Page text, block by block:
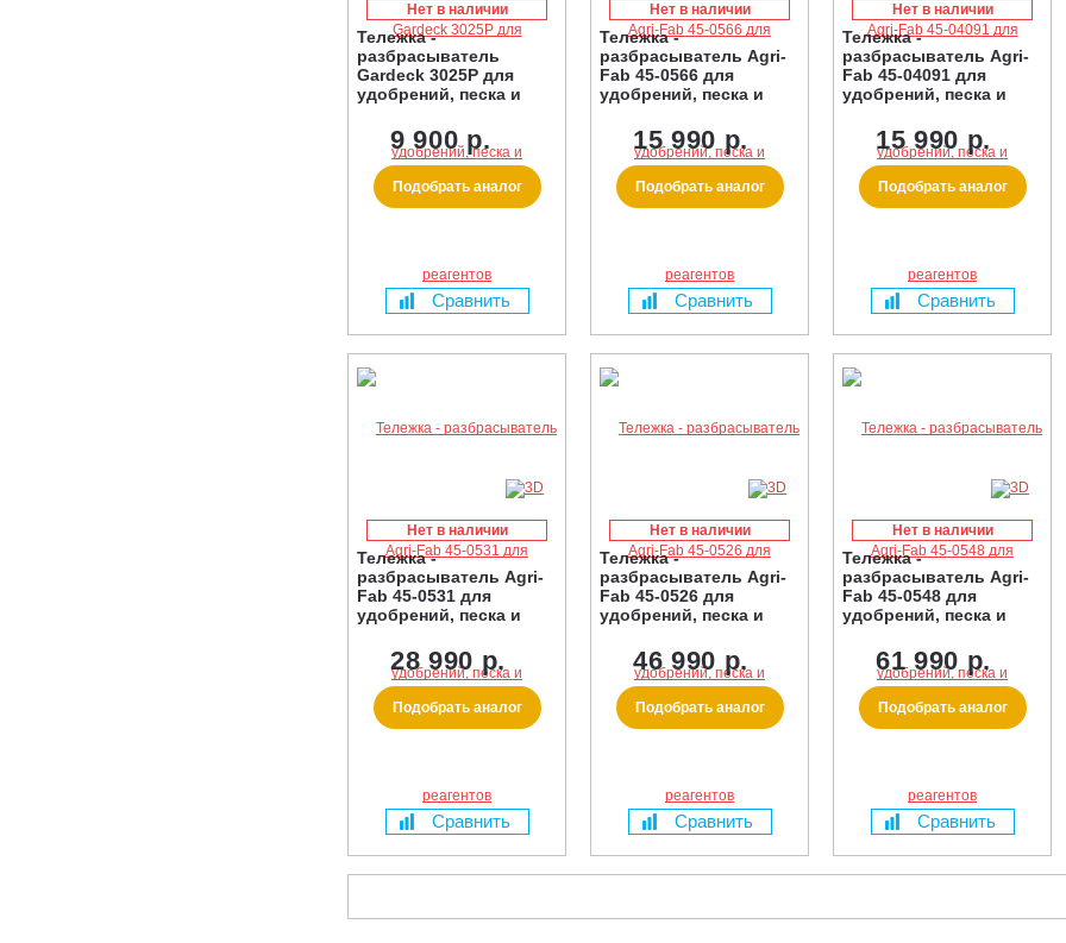
Нет в наличии
Тележка -
разбрасыватель
Gardeck 3025P для
удобрений, песка и
9 900 р.
Подобрать аналог
Сравнить
Нет в наличии
Тележка -
разбрасыватель Agri-
Fab 45-0566 для
удобрений, песка и
15 990 р.
Подобрать аналог
Сравнить
Нет в наличии
Тележка -
разбрасыватель Agri-
Fab 45-04091 для
удобрений, песка и
15 990 р.
Подобрать аналог
Сравнить
Нет в наличии
Тележка -
разбрасыватель Agri-
Fab 45-0531 для
удобрений, песка и
28 990 р.
Подобрать аналог
Сравнить
Нет в наличии
Тележка -
разбрасыватель Agri-
Fab 45-0526 для
удобрений, песка и
46 990 р.
Подобрать аналог
Сравнить
Нет в наличии
Тележка -
разбрасыватель Agri-
Fab 45-0548 для
удобрений, песка и
61 990 р.
Подобрать аналог
Сравнить